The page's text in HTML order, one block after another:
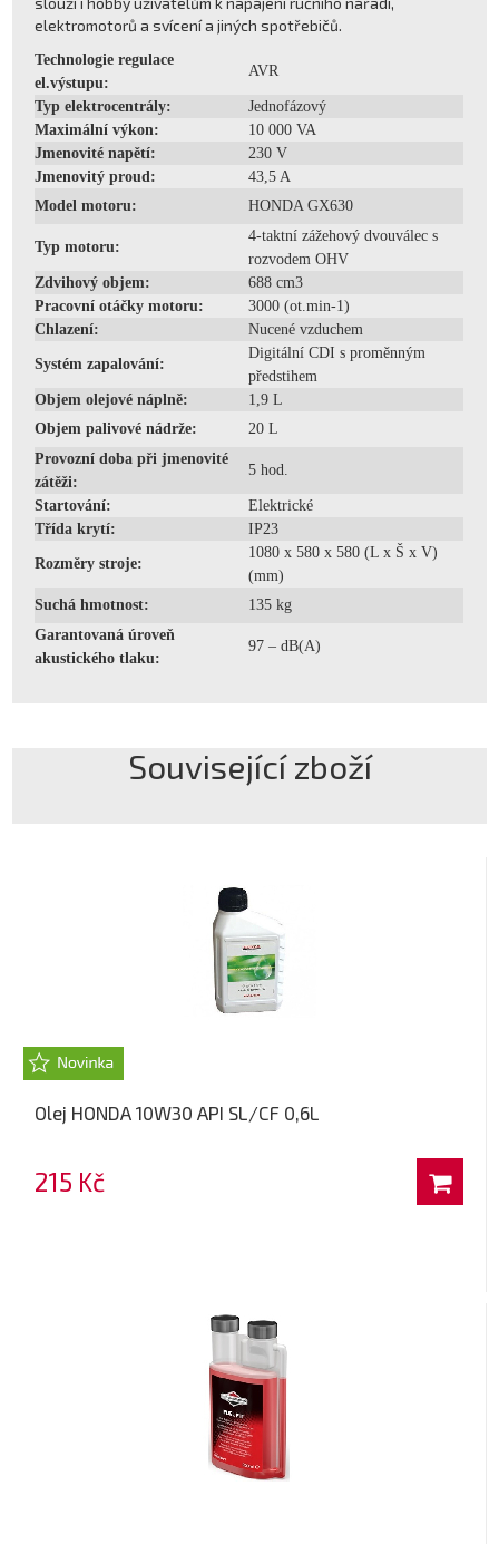
elektromotorů a svícení a jiných spotřebičů.
Technologie regulace
el.výstupu:
AVR
Typ elektrocentrály:
Jednofázový
Maximální výkon:
10 000 VA
Jmenovité napětí:
230 V
Jmenovitý proud:
43,5 A
Model motoru:
HONDA GX630
Typ motoru:
4-taktní zážehový dvouválec s
rozvodem OHV
Zdvihový objem:
688 cm3
Pracovní otáčky motoru:
3000 (ot.min-1)
Chlazení:
Nucené vzduchem
Systém zapalování:
Digitální CDI s proměnným
předstihem
Objem olejové náplně:
1,9 L
Objem palivové nádrže:
20 L
Provozní doba při jmenovité
zátěži:
5 hod.
Startování:
Elektrické
Třída krytí:
IP23
Rozměry stroje:
1080 x 580 x 580 (L x Š x V)
(mm)
Suchá hmotnost:
135 kg
Garantovaná úroveň
akustického tlaku:
97 – dB(A)
Související zboží
Olej HONDA 10W30 API SL/CF 0,6L
215 Kč